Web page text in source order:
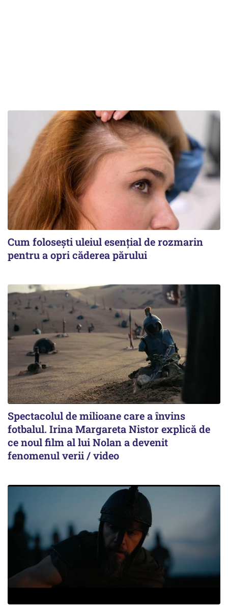
Cum folosești uleiul esențial de rozmarin
pentru a opri căderea părului
Spectacolul de milioane care a învins
fotbalul. Irina Margareta Nistor explică de
ce noul film al lui Nolan a devenit
fenomenul verii / video